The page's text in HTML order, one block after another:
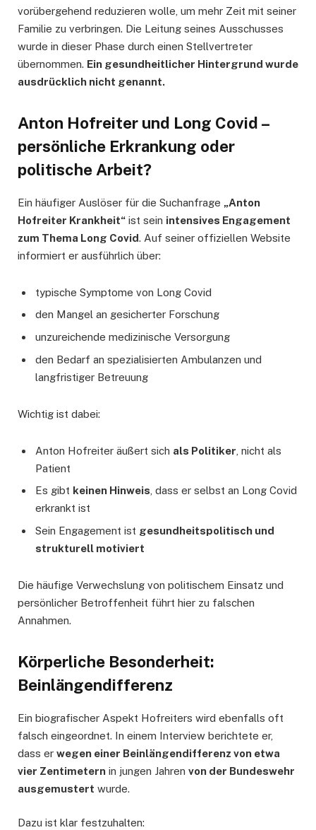
vorübergehend reduzieren wolle, um mehr Zeit mit seiner
Familie zu verbringen. Die Leitung seines Ausschusses
wurde in dieser Phase durch einen Stellvertreter
übernommen. Ein gesundheitlicher Hintergrund wurde
ausdrücklich nicht genannt.
Anton Hofreiter und Long Covid –
persönliche Erkrankung oder
politische Arbeit?
Ein häufiger Auslöser für die Suchanfrage „Anton
Hofreiter Krankheit“ ist sein intensives Engagement
zum Thema Long Covid. Auf seiner offiziellen Website
informiert er ausführlich über:
typische Symptome von Long Covid
den Mangel an gesicherter Forschung
unzureichende medizinische Versorgung
den Bedarf an spezialisierten Ambulanzen und
langfristiger Betreuung
Wichtig ist dabei:
Anton Hofreiter äußert sich als Politiker , nicht als
Patient
Es gibt keinen Hinweis , dass er selbst an Long Covid
erkrankt ist
Sein Engagement ist gesundheitspolitisch und
strukturell motiviert
Die häufige Verwechslung von politischem Einsatz und
persönlicher Betroffenheit führt hier zu falschen
Annahmen.
Körperliche Besonderheit:
Beinlängendifferenz
Ein biografischer Aspekt Hofreiters wird ebenfalls oft
falsch eingeordnet. In einem Interview berichtete er,
dass er wegen einer Beinlängendifferenz von etwa
vier Zentimetern in jungen Jahren von der Bundeswehr
ausgemustert wurde.
Dazu ist klar festzuhalten: